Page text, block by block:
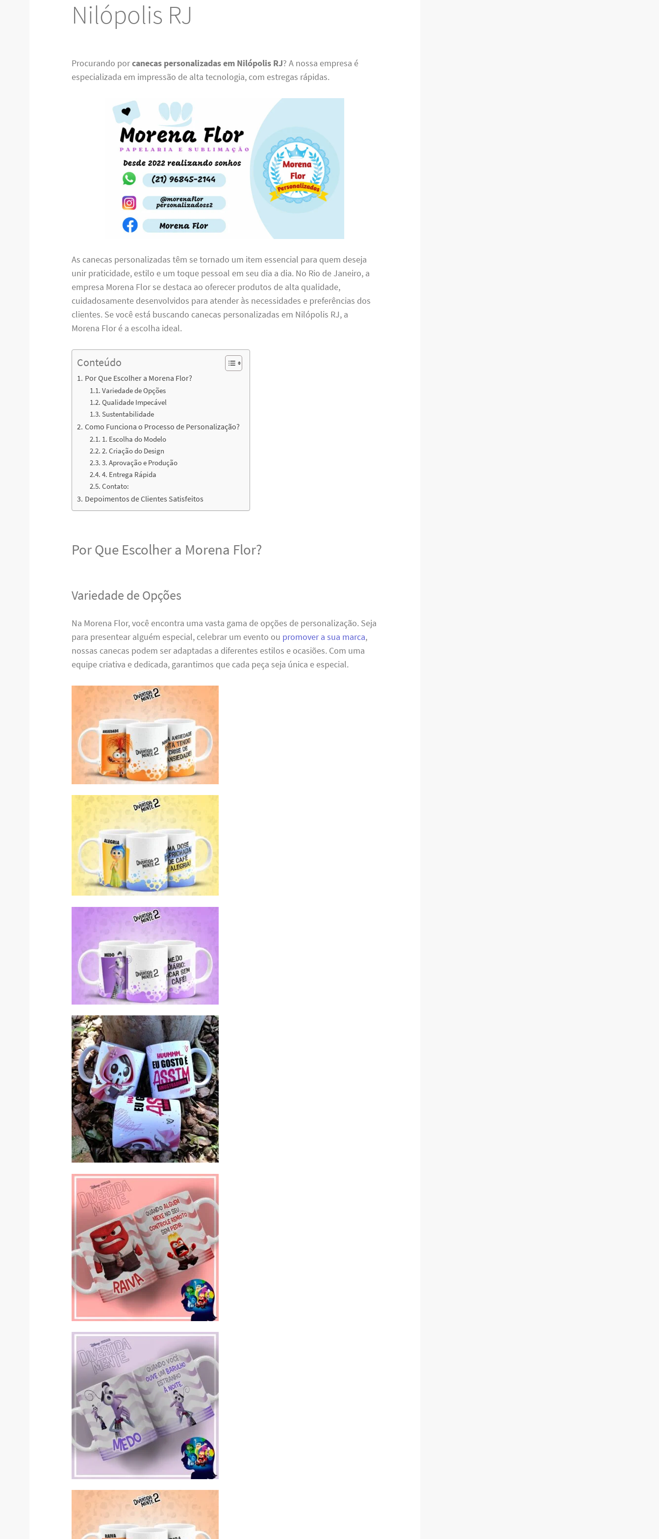
Nilópolis RJ
Procurando porcanecas personalizadas em Nilópolis RJ? A nossa empresa é
especializada em impressão de alta tecnologia, com estregas rápidas.
As canecas personalizadas têm se tornado um item essencial para quem deseja
unir praticidade, estilo e um toque pessoal em seu dia a dia. No Rio de Janeiro, a
empresa Morena Flor se destaca ao oferecer produtos de alta qualidade,
cuidadosamente desenvolvidos para atender às necessidades e preferências dos
clientes. Se você está buscando canecas personalizadas em Nilópolis RJ, a
Morena Flor é a escolha ideal.
Conteúdo
Por Que Escolher a Morena Flor?
Variedade de Opções
Qualidade Impecável
Sustentabilidade
Como Funciona o Processo de Personalização?
1. Escolha do Modelo
2. Criação do Design
3. Aprovação e Produção
4. Entrega Rápida
Contato:
Depoimentos de Clientes Satisfeitos
Por Que Escolher a Morena Flor?
Variedade de Opções
Na Morena Flor, você encontra uma vasta gama de opções de personalização. Seja
para presentear alguém especial, celebrar um evento ou promover a sua marca,
nossas canecas podem ser adaptadas a diferentes estilos e ocasiões. Com uma
equipe criativa e dedicada, garantimos que cada peça seja única e especial.